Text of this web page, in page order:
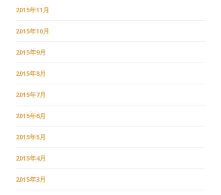
2015年11月
2015年10月
2015年9月
2015年8月
2015年7月
2015年6月
2015年5月
2015年4月
2015年3月